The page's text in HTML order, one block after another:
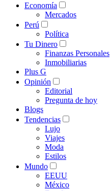
Economía
Mercados
Perú
Política
Tu Dinero
Finanzas Personales
Inmobiliarias
Plus G
Opinión
Editorial
Pregunta de hoy
Blogs
Tendencias
Lujo
Viajes
Moda
Estilos
Mundo
EEUU
México